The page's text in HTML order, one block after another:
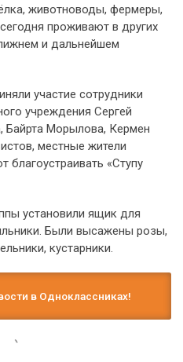
животноводы, фермеры,
проживают в других
и дальнейшем
участие сотрудники
учреждения Сергей
Байрта Морылова, Кермен
местные жители
«Ступу
установили ящик для
Были высажены розы,
кустарники.
в Одноклассниках!